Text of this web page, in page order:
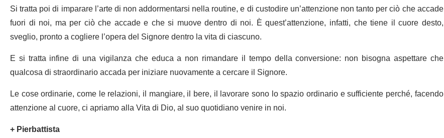
Si tratta poi di imparare l’arte di non addormentarsi nella routine, e di custodire un’attenzione non tanto per ciò che accade
fuori di noi, ma per ciò che accade e che si muove dentro di noi. È quest’attenzione, infatti, che tiene il cuore desto,
sveglio, pronto a cogliere l’opera del Signore dentro la vita di ciascuno.
E si tratta infine di una vigilanza che educa a non rimandare il tempo della conversione: non bisogna aspettare che
qualcosa di straordinario accada per iniziare nuovamente a cercare il Signore.
Le cose ordinarie, come le relazioni, il mangiare, il bere, il lavorare sono lo spazio ordinario e sufficiente perché, facendo
attenzione al cuore, ci apriamo alla Vita di Dio, al suo quotidiano venire in noi.
+ Pierbattista